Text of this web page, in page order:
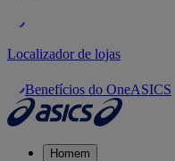
Localizador de lojas
Benefícios do OneASICS
Homem